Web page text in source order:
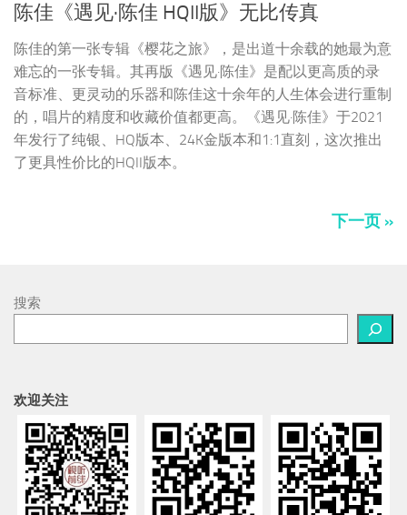
年发行了纯银、HQ版本、24K金版本和1:1直刻，这次推出
了更具性价比的HQII版本。
下一页 »
微信公众号
avfline
新浪
视听前线网
淘宝
视听前线